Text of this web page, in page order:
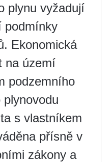
plynu vyžadují
podmínky
Ekonomická
na území
podzemního
s vlastníkem
přísně v
zákony a